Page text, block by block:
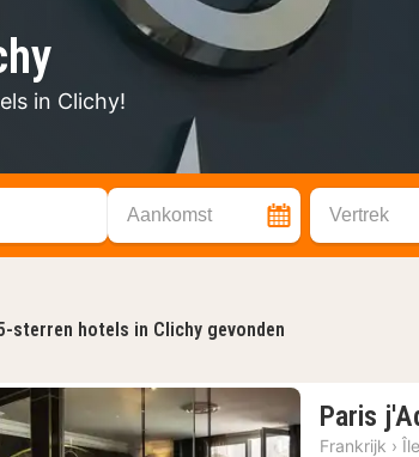
in Clichy!
Aankomst Vertrek
sterren hotels in Clichy gevonden
Paris
Frankrijk ›